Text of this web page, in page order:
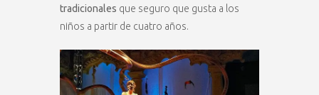
tradicionales que seguro que gusta a los
niños a partir de cuatro años.